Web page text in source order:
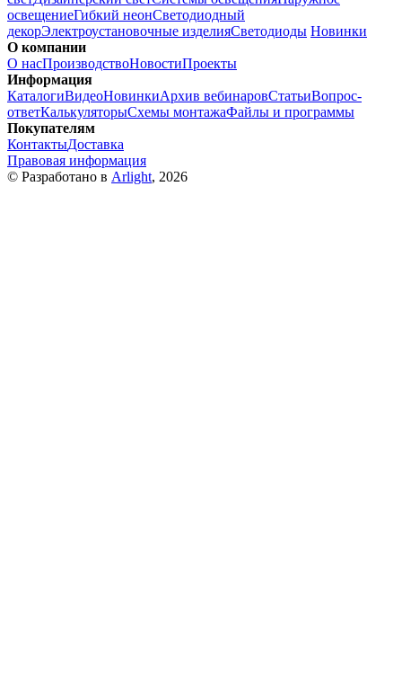
освещениеГибкий неонСветодиодный
декорЭлектроустановочные изделияСветодиоды Новинки
О компании
О насПроизводствоНовостиПроекты
Информация
КаталогиВидеоНовинкиАрхив вебинаровСтатьиВопрос-
ответКалькуляторыСхемы монтажаФайлы и программы
Покупателям
КонтактыДоставка
Правовая информация
© Разработано в Arlight, 2026